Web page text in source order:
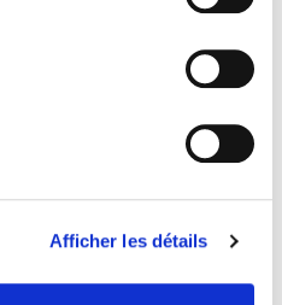
Afficher les détails